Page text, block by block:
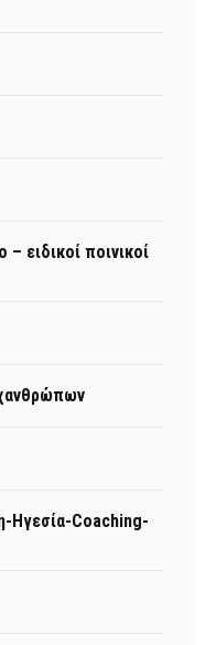
– ειδικοί ποινικοί
Ηγεσία-Coaching-